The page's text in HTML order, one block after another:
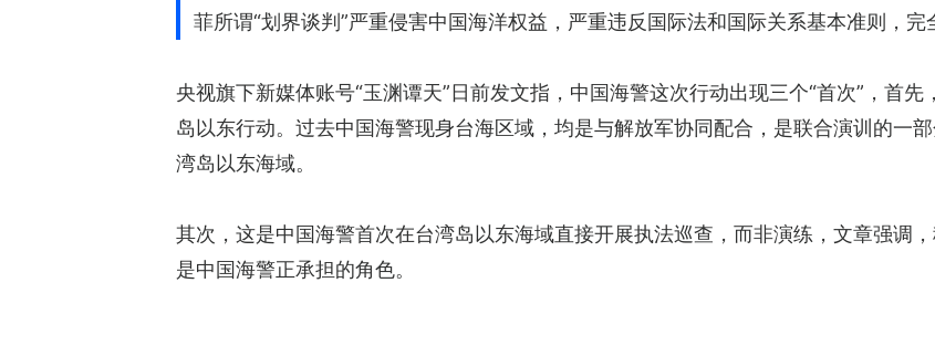
菲所谓“划界谈判”严重侵害中国海洋权益，严重违反国际法和国际关系基本准则，完
央视旗下新媒体账号“玉渊谭天”日前发文指，中国海警这次行动出现三个“首次”，首
岛以东行动。过去中国海警现身台海区域，均是与解放军协同配合，是联合演训的一
湾岛以东海域。
其次，这是中国海警首次在台湾岛以东海域直接开展执法巡查，而非演练，文章强调
是中国海警正承担的角色。